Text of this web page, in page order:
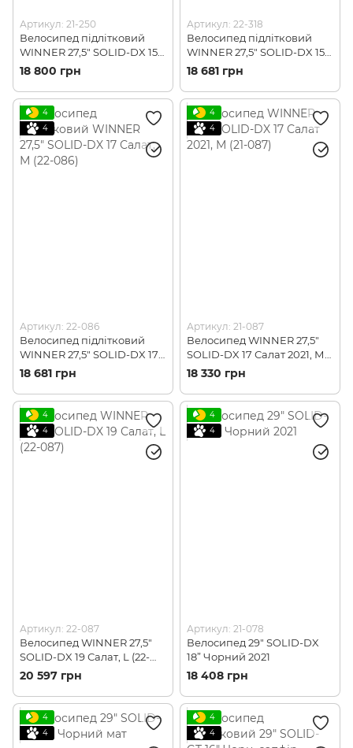
Артикул: 21-250
Велосипед підлітковий
WINNER 27,5" SOLID-DX 15
Зелен, S (21-250)
18 800 грн
Артикул: 22-318
Велосипед підлітковий
WINNER 27,5" SOLID-DX 15
Салат., S (22-318)
18 681 грн
4
4
Артикул: 22-086
Велосипед підлітковий
WINNER 27,5" SOLID-DX 17
Салат, М (22-086)
18 681 грн
4
4
Артикул: 21-087
Велосипед WINNER 27,5"
SOLID-DX 17 Салат 2021, М
(21-087)
18 330 грн
4
4
Артикул: 22-087
Велосипед WINNER 27,5"
SOLID-DX 19 Салат, L (22-
087)
20 597 грн
4
4
Артикул: 21-078
Велосипед 29" SOLID-DX
18” Чорний 2021
18 408 грн
4
4
4
4